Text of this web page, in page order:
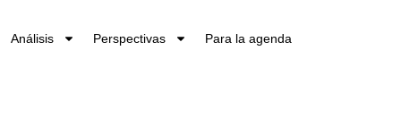
Análisis Perspectivas Para la agenda